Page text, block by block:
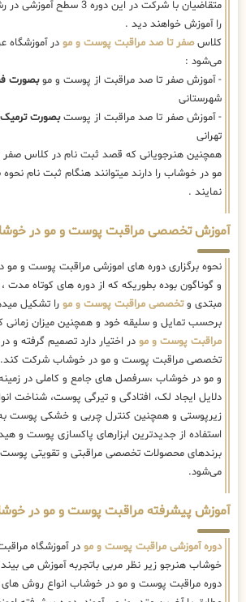
متقاضیان با شرکت در این
را آموزش خواهند دید .
کلاسصفر تا صد مراقبت پوست و مو در آموزشگاه
می‌شود :
- آموزش صفر تا صد مراقبت از پوست و موبصورت
شهرستانی
- آموزش صفر تا صد مراقبت از پوستبصورت ترمیک
تهرانی
همچنین هنرجویانی که قصد ثبت نام در کلاس
مو در خوشاب را دارند میتوانند هنگام ثبت نام نحوه
نمایند .
آموزش تخصصی مراقبت پوست و مو در
نحوه برگزاری دوره های اموزشی مراقبت پوست و مو
و گوناگون بوده بطوریکه که از دوره های کوتاه مدت
مبتدی وتخصصی مراقبت پوست و مو را تشکیل
برحسب تمایل و سلیقه خود و همچنین میزان زمانی
مراقبت پوست و مو در اختیار دارد تصمیم گرفته و
تخصصی مراقبت پوست و مو در خوشاب شرکت کند.
و مو در خوشاب ،سرفصل های جامع و کاملی در
دلایل ایجاد لک، افتادگی و تیرگی پوست، شناخت
زیرپوستی و همچنین کنترل چربی و خشکی پوست به
استفاده از جدیدترین ابزارهای پاکسازی پوست و
برندهای محصولات تخصصی مراقبتی و تقویتی
می‌شود.
آموزش پیشرفته مراقبت پوست و مو در
دوره آموزشی مراقبت پوست و مو در آموزشگاه
خوشاب هنرجو زیر نظر مربی باتجربه آموزش می
دوره مراقبت پوست و مو در خوشاب انواع روش های